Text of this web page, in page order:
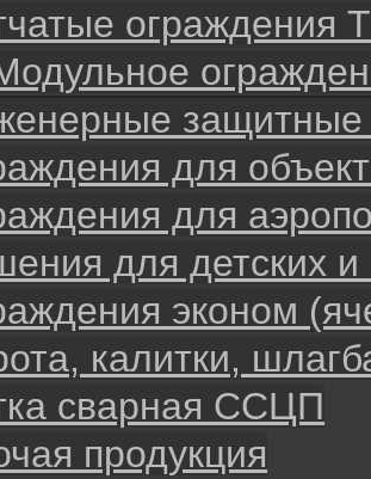
ограждения
защитные
для
для
для детских
эконом
калитки,
сварная ССЦП
продукция